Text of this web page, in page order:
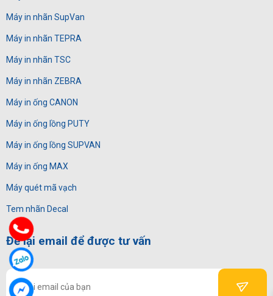
Máy in nhãn SupVan
Máy in nhãn TEPRA
Máy in nhãn TSC
Máy in nhãn ZEBRA
Máy in ống CANON
Máy in ống lồng PUTY
Máy in ống lồng SUPVAN
Máy in ống MAX
Máy quét mã vạch
Tem nhãn Decal
Để lại email để được tư vấn